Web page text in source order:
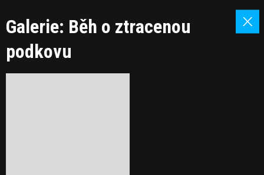
Galerie: Běh o ztracenou
podkovu